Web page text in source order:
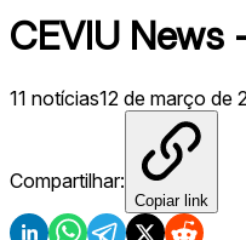
CEVIU News
11 notícias12 de março de
Compartilhar:
Copiar link